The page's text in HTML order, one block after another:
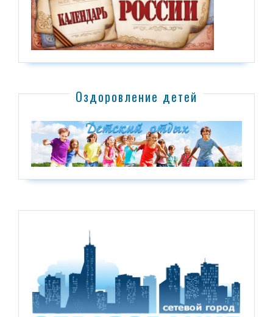
Оздоровление детей